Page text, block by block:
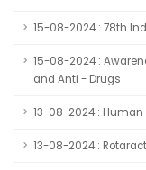
15-08-2024 : 78th
15-08-2024 :
and Anti - Drugs
13-08-2024 : Human
13-08-2024 :